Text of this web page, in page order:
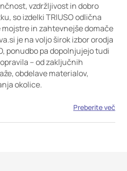
vzdržljivost in dobro
so izdelki TRIUSO odlična
in zahtevnejše domače
je na voljo širok izbor orodja
ponudbo pa dopolnjujejo tudi
– od zaključnih
obdelave materialov,
okolice.
Preberite več